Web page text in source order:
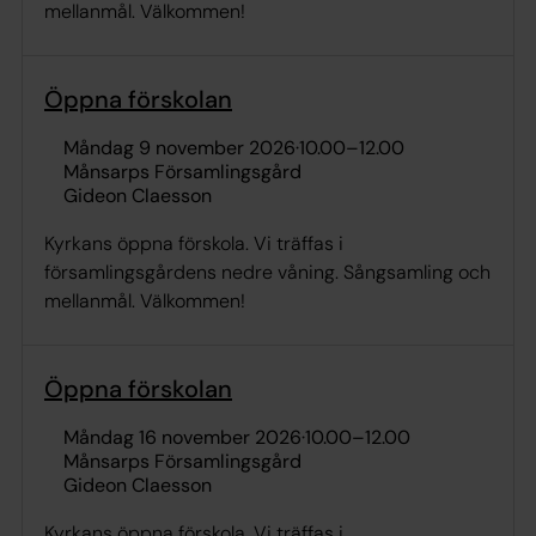
mellanmål. Välkommen!
Öppna förskolan
måndag 9 november 2026·10.00–12.00
Månsarps Församlingsgård
Gideon Claesson
Kyrkans öppna förskola. Vi träffas i
församlingsgårdens nedre våning. Sångsamling och
mellanmål. Välkommen!
Öppna förskolan
måndag 16 november 2026·10.00–12.00
Månsarps Församlingsgård
Gideon Claesson